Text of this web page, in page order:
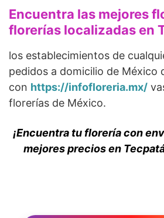
Encuentra las mejores
florerías localizadas en
los establecimientos de
pedidos a domicilio de México
con https://infofloreria.mx/
florerías de México.
¡Encuentra tu florería con
mejores precios en